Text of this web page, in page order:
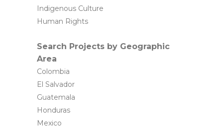
Indigenous Culture
Human Rights
Search Projects by Geographic
Area
Colombia
El Salvador
Guatemala
Honduras
Mexico